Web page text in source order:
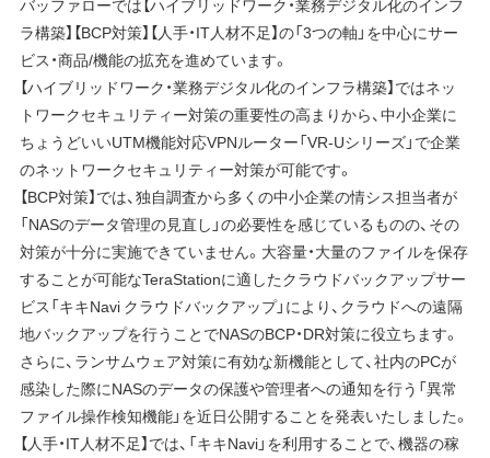
バッファローでは【ハイブリッドワーク・業務デジタル化のインフ
ラ構築】【BCP対策】【人手・IT人材不足】の「3つの軸」を中心にサー
ビス・商品/機能の拡充を進めています。
【ハイブリッドワーク・業務デジタル化のインフラ構築】ではネッ
トワークセキュリティー対策の重要性の高まりから、中小企業に
ちょうどいいUTM機能対応VPNルーター「VR-Uシリーズ」で企業
のネットワークセキュリティー対策が可能です。
【BCP対策】では、独自調査から多くの中小企業の情シス担当者が
「NASのデータ管理の見直し」の必要性を感じているものの、その
対策が十分に実施できていません。大容量・大量のファイルを保存
することが可能なTeraStationに適したクラウドバックアップサー
ビス「キキNavi クラウドバックアップ」により、クラウドへの遠隔
地バックアップを行うことでNASのBCP・DR対策に役立ちます。
さらに、ランサムウェア対策に有効な新機能として、社内のPCが
感染した際にNASのデータの保護や管理者への通知を行う「異常
ファイル操作検知機能」を近日公開することを発表いたしました。
【人手・IT人材不足】では、「キキNavi」を利用することで、機器の稼